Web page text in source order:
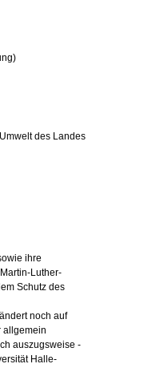
des Landes
ihre
Luther-
Schutz des
noch auf
allgemein
auszugsweise -
Halle-